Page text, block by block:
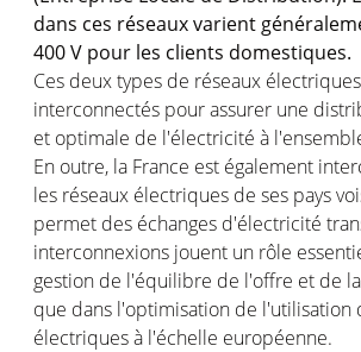
dans ces réseaux varient
400 V pour les clients domestiques.
Ces deux types de réseaux
interconnectés pour assurer une
et optimale de l'électricité à
En outre, la France est également
les réseaux électriques de ses pays
permet des échanges d'électricité
interconnexions jouent un rôle
gestion de l'équilibre de l'offre et de
que dans l'optimisation de l'utilisation
électriques à l'échelle européenne.